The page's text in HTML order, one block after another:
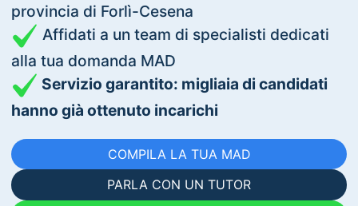
provincia di Forlì-Cesena
Affidati a un team di specialisti dedicati
alla tua domanda MAD
Servizio garantito: migliaia di candidati
hanno già ottenuto incarichi
COMPILA LA TUA MAD
PARLA CON UN TUTOR